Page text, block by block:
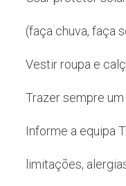
(faça chuva, faça
Vestir roupa e
Trazer sempre um
Informe a equipa
limitações,